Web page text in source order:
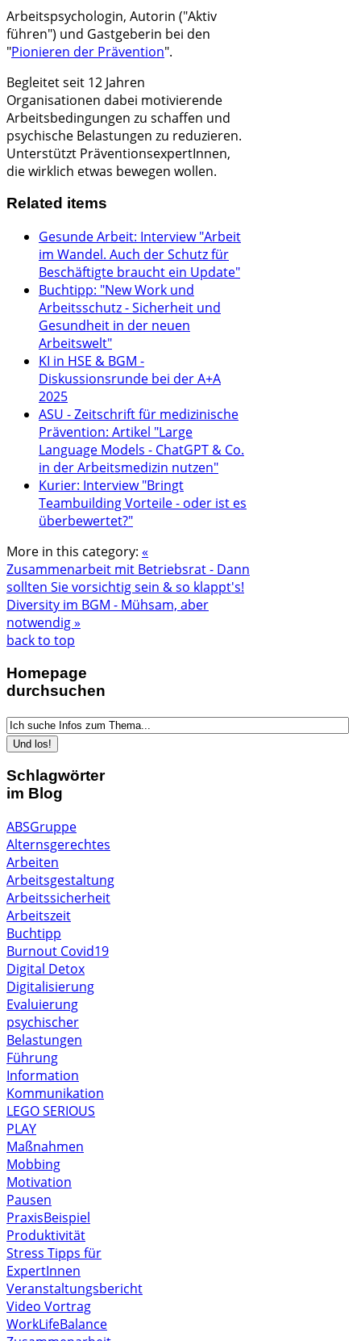
Arbeitspsychologin, Autorin ("Aktiv
führen") und Gastgeberin bei den
"Pionieren der Prävention".
Begleitet seit 12 Jahren
Organisationen dabei motivierende
Arbeitsbedingungen zu schaffen und
psychische Belastungen zu reduzieren.
Unterstützt PräventionsexpertInnen,
die wirklich etwas bewegen wollen.
Related items
Gesunde Arbeit: Interview "Arbeit
im Wandel. Auch der Schutz für
Beschäftigte braucht ein Update"
Buchtipp: "New Work und
Arbeitsschutz - Sicherheit und
Gesundheit in der neuen
Arbeitswelt"
KI in HSE & BGM -
Diskussionsrunde bei der A+A
2025
ASU - Zeitschrift für medizinische
Prävention: Artikel "Large
Language Models - ChatGPT & Co.
in der Arbeitsmedizin nutzen"
Kurier: Interview "Bringt
Teambuilding Vorteile - oder ist es
überbewertet?"
More in this category: «
Zusammenarbeit mit Betriebsrat - Dann
sollten Sie vorsichtig sein & so klappt's!
Diversity im BGM - Mühsam, aber
notwendig »
back to top
Homepage
durchsuchen
Schlagwörter
im Blog
ABSGruppe
Alternsgerechtes
Arbeiten
Arbeitsgestaltung
Arbeitssicherheit
Arbeitszeit
Buchtipp
Burnout Covid19
Digital Detox
Digitalisierung
Evaluierung
psychischer
Belastungen
Führung
Information
Kommunikation
LEGO SERIOUS
PLAY
Maßnahmen
Mobbing
Motivation
Pausen
PraxisBeispiel
Produktivität
Stress Tipps für
ExpertInnen
Veranstaltungsbericht
Video Vortrag
WorkLifeBalance